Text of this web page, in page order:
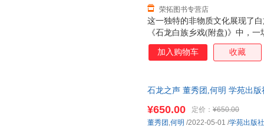
这一独特的非物质文化展现了
《石龙白族乡戏(附盘)》中，
粉墨登场。 “山歌隐约穷愁外
在乡戏台上唱乡戏的习俗。 旧
荣拓图书专营店
加入购物车 收藏
石龙之声 董秀团,何明 学苑出版
¥650.00 定价： ¥650.00
董秀团 ,何明 /2022-05-01 /学苑出版社